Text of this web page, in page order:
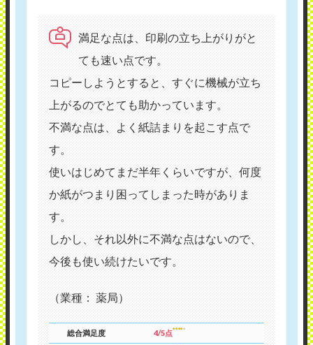
満足な点は、印刷の立ち上がりがと
ても速い点です。
コピーしようとすると、すぐに機械が立ち
上がるのでとても助かっています。
不満な点は、よく紙詰まりを起こす点で
す。
使いはじめてまだ半年くらいですが、何度
か紙がつまり困ってしまった時がありま
す。
しかし、それ以外に不満な点はないので、
今後も使い続けたいです。
（業種： 薬局）
総合満足度 4/5点